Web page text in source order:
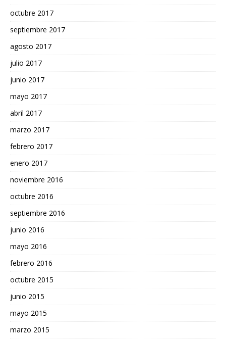
octubre 2017
septiembre 2017
agosto 2017
julio 2017
junio 2017
mayo 2017
abril 2017
marzo 2017
febrero 2017
enero 2017
noviembre 2016
octubre 2016
septiembre 2016
junio 2016
mayo 2016
febrero 2016
octubre 2015
junio 2015
mayo 2015
marzo 2015